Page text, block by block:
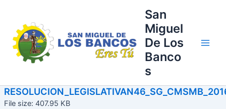
contenido
San
Miguel
De Los
Banco
s
File size: 407.95 KB